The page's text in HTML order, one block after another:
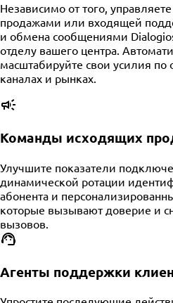
Независимо от того,
продажами или входящей
и обмена сообщениями
отделу вашего центра.
масштабируйте свои усилия по
каналах и рынках.
Команды исходящих
Улучшите показатели
динамической ротации
абонента и
которые вызывают доверие и
вызовов.
Агенты поддержки